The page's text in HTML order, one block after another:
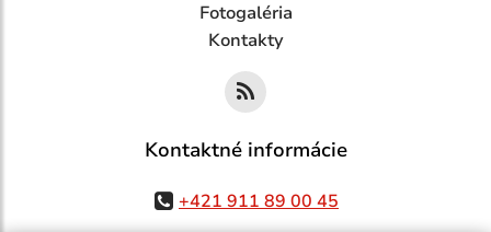
Fotogaléria
Kontakty
Kontaktné informácie
+421 911 89 00 45